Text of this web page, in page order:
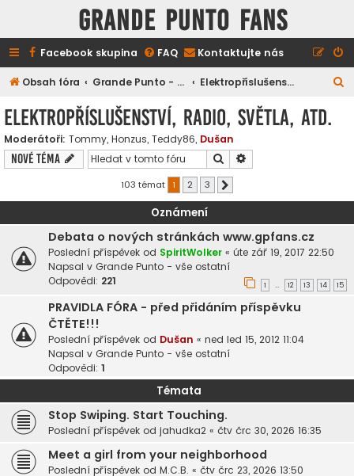
GRANDE PUNTO FANS
Facebook skupina FAQ Kontaktujte nás
Obsah fóra Grande Punto - technické záležitosti Elektropříslušenství, radio, světla, atd.
Elektropříslušenství, radio, světla, atd.
Moderátoři: Tommy, Honzus, Teddy86, Dušan
Nové téma Hledat
103 témat 1 2 3
Oznámení
Debata o nových stránkách www.gpfans.cz
Poslední příspěvek od SpiritWolker « úte zář 19, 2017 22:50
Napsal v Grande Punto - vše ostatní
Odpovědi: 221 1 … 12 13 14 15
PRAVIDLA FÓRA - před přidáním příspěvku
ČTĚTE!!!
Poslední příspěvek od Dušan « ned led 15, 2012 11:04
Napsal v Grande Punto - vše ostatní
Odpovědi: 1
Témata
Stop Swiping. Start Touching.
Poslední příspěvek od jahudka2 « čtv črc 30, 2026 16:35
Meet a girl from your neighborhood
Poslední příspěvek od M.C.B. « čtv črc 23, 2026 13:50